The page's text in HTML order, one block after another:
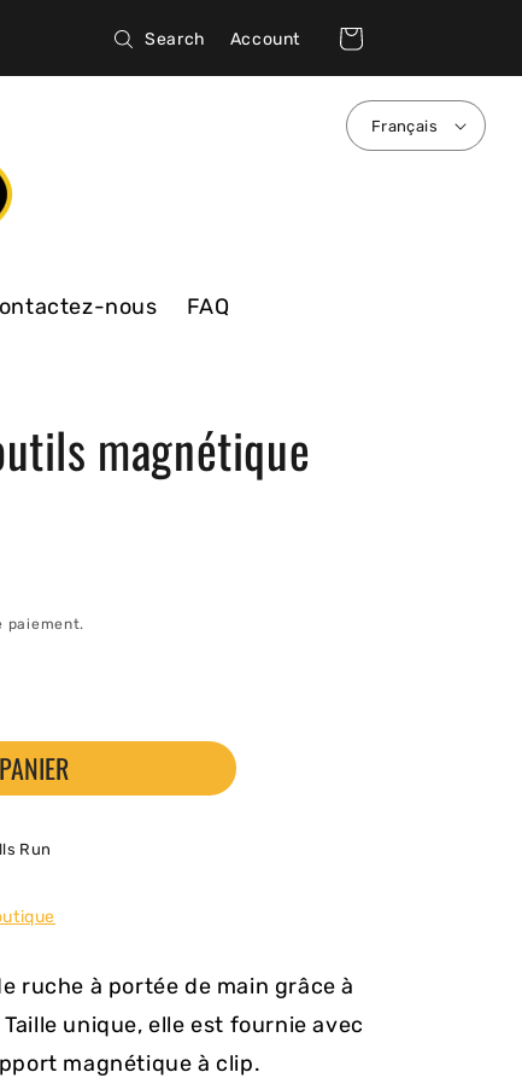
Search Account
Connexion Panier
Français
nous FAQ
magnétique
paiement.
Run
ruche à portée de main grâce à
unique, elle est fournie avec
magnétique à clip.